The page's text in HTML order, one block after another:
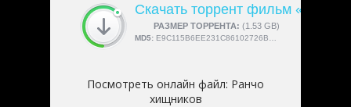
Скачать торрент фильм «Ранчо
РАЗМЕР ТОРРЕНТА: (1.53 GB)
СКАЧАЛИ:4189
MD5: E9C115B6EE231C86102726BAC3499D7C
Посмотреть онлайн файл: Ранчо
хищников